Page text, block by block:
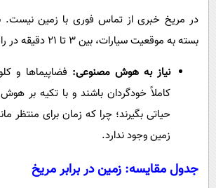
در مریخ خبری از تماس فوری با زمین نیست.
بسته به موقعیت سیارات، بین ۳ تا ۲۱ دقیقه در راه هستند.
نیاز به هوش مصنوعی: فضاپیماها و
کاملاً خودگردان باشند و با تکیه بر
حیاتی بگیرند؛ چرا که زمان برای منتظر
زمین وجود ندارد.
جدول مقایسه: زمین در برابر مریخ